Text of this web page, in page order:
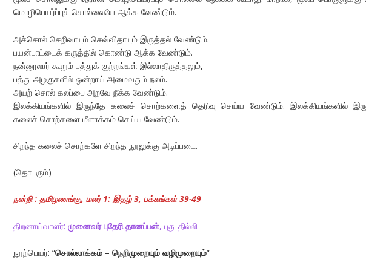
மொழிபெயர்ப்புச் சொல்லையே ஆக்க வேண்டும்.
அச்சொல் செறிவாயும் செவ்விதாயும் இருத்தல் வேண்டும்.
பயன்பாட்டைக் கருத்தில் கொண்டு ஆக்க வேண்டும்.
நன்னூலார் கூறும் பத்துக் குற்றங்கள் இல்லாதிருத்தலும்,
பத்து அழகுகளில் ஒன்றாய் அமைவதும் நலம்.
அயற் சொல் கலப்பை அறவே நீக்க வேண்டும்.
இலக்கியங்களில் இருந்தே கலைச் சொற்களைத் தெரிவு செய்ய வேண்டும். இலக்கியங்களில்
கலைச் சொற்களை மீளாக்கம் செய்ய வேண்டும்.
சிறந்த கலைச் சொற்களே சிறந்த நூலுக்கு அடிப்படை.
(தொடரும்)
நன்றி : தமிழணங்கு, மலர் 1: இதழ் 3, பக்கங்கள் 39-49
திறனாய்வாளர்: முனைவர் புதேரி தானப்பன், புது தில்லி
நூற்பெயர்: “சொல்லாக்கம் – நெறிமுறையும் வழிமுறையும்“